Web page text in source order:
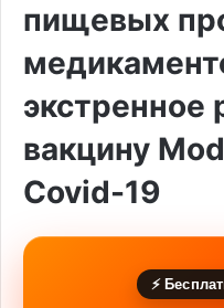
пищевых
экстренное
вакцину
Covid-19
⚡